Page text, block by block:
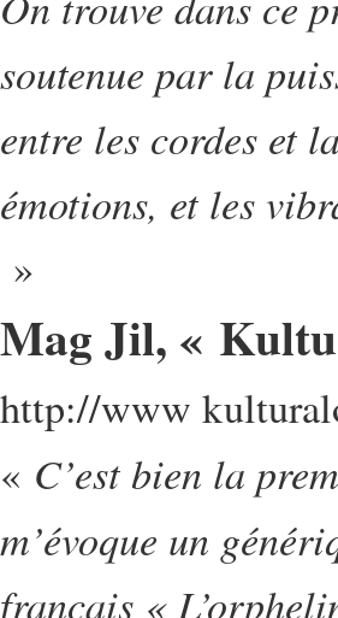
soutenue par la
entre les cordes et
émotions, et les
»
Mag Jil, «
http://www
« C’est bien la
m’évoque un
français «